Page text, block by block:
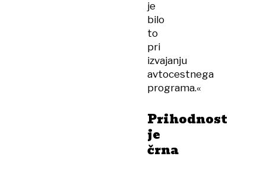
je
bilo
to
pri
izvajanju
avtocestnega
programa.«
Prihodnost
je
črna